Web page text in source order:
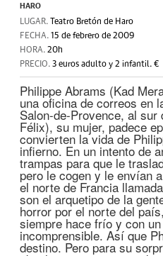
HARO
LUGAR.
Teatro Bretón de Haro
FECHA. 15 de febrero de 2009
HORA. 20h
PRECIO. 3 euros adulto y 2 infantil. €
Philippe Abrams (Kad
una oficina de correos en
Salon-de-Provence, al
Félix), su mujer, padece
convierten la vida de
infierno. En un intento de
trampas para que le
pero le cogen y le envían
el norte de Francia
son el arquetipo de la
horror por el norte del
siempre hace frío y con
incomprensible. Así que
destino. Pero para su